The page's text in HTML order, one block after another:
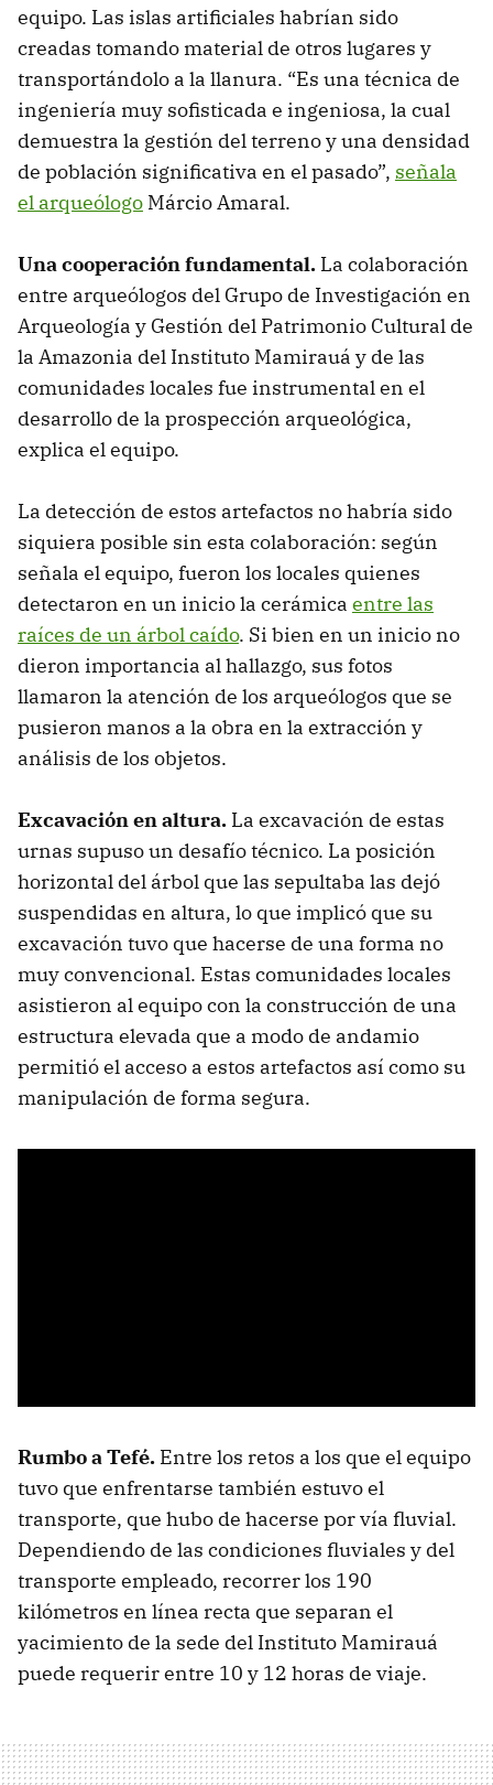
equipo. Las islas artificiales habrían sido
creadas tomando material de otros lugares y
transportándolo a la llanura. “Es una técnica de
ingeniería muy sofisticada e ingeniosa, la cual
demuestra la gestión del terreno y una densidad
de población significativa en el pasado”, señala
el arqueólogo Márcio Amaral.
Una cooperación fundamental. La colaboración
entre arqueólogos del Grupo de Investigación en
Arqueología y Gestión del Patrimonio Cultural de
la Amazonia del Instituto Mamirauá y de las
comunidades locales fue instrumental en el
desarrollo de la prospección arqueológica,
explica el equipo.
La detección de estos artefactos no habría sido
siquiera posible sin esta colaboración: según
señala el equipo, fueron los locales quienes
detectaron en un inicio la cerámica entre las
raíces de un árbol caído. Si bien en un inicio no
dieron importancia al hallazgo, sus fotos
llamaron la atención de los arqueólogos que se
pusieron manos a la obra en la extracción y
análisis de los objetos.
Excavación en altura. La excavación de estas
urnas supuso un desafío técnico. La posición
horizontal del árbol que las sepultaba las dejó
suspendidas en altura, lo que implicó que su
excavación tuvo que hacerse de una forma no
muy convencional. Estas comunidades locales
asistieron al equipo con la construcción de una
estructura elevada que a modo de andamio
permitió el acceso a estos artefactos así como su
manipulación de forma segura.
Rumbo a Tefé. Entre los retos a los que el equipo
tuvo que enfrentarse también estuvo el
transporte, que hubo de hacerse por vía fluvial.
Dependiendo de las condiciones fluviales y del
transporte empleado, recorrer los 190
kilómetros en línea recta que separan el
yacimiento de la sede del Instituto Mamirauá
puede requerir entre 10 y 12 horas de viaje.